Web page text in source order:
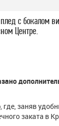
с бокалом
Центре.
заняв
заката в